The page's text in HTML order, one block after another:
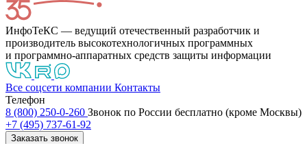
ИнфоТеКС — ведущий отечественный разработчик и
производитель высокотехнологичных программных
и программно-аппаратных средств защиты информации
Все соцсети компании Контакты
Телефон
8 (800) 250-0-260 Звонок по России бесплатно (кроме Москвы)
+7 (495) 737-61-92
Заказать звонок